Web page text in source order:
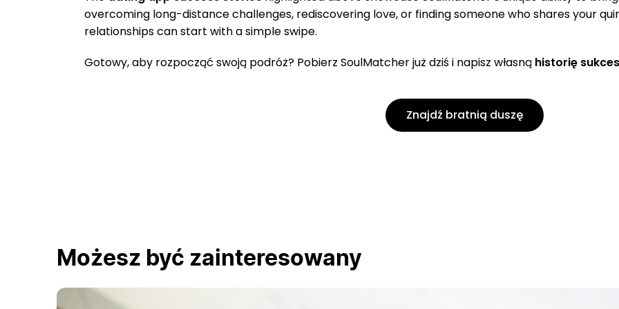
overcoming long-distance challenges, rediscovering love, or finding someone who shares your
relationships can start with a simple swipe.
Gotowy, aby rozpocząć swoją podróż? Pobierz SoulMatcher już dziś i napisz własną historię
Znajdź bratnią duszę
Możesz być zainteresowany